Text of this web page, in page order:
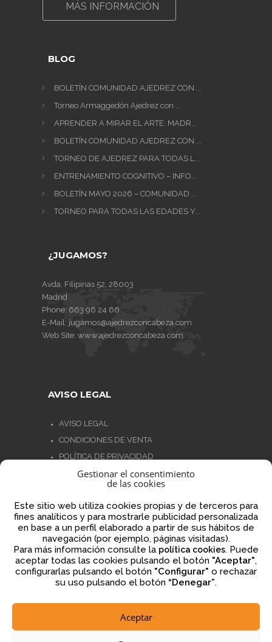
Gestionar el consentimiento
de las cookies
Este sitio web utiliza cookies propias y de terceros para
fines analíticos y para mostrarle publicidad personalizada
en base a un perfil elaborado a partir de sus hábitos de
navegación (por ejemplo, páginas visitadas).
Para más información consulte la política cookies. Puede
aceptar todas las cookies pulsando el botón "Aceptar",
configurarlas pulsando el botón "Configurar" o rechazar
su uso pulsando el botón “Denegar”.
Aceptar
MÁS INFORMACIÓN
BLOG
BOLETÍN COMUNIDAD AJEDREZ CON ...
Torneo Armaggedón Ajedrez con ...
APRENDER A MIRAR EL ARTE: MADR...
BOLETÍN COMUNIDAD AJEDREZ CON ...
TORNEO DE AJEDREZ PARA TODAS L...
ENTRENAMIENTO COGNITIVO – INFO...
BOLETÍN MAYO 2026 – COMUNIDAD ...
TORNEO PARA TODAS LAS EDADES Y...
¿JUGAMOS?
Avda. Filipinas 52, 28003
Madrid
Phone: 663 96 24 66
E-Mail: jugamos@ajedrezconcabeza.com
Web Site: www.ajedrezconcabeza.com
AVISO LEGAL
AVISO LEGAL
CONDICIONES DE VENTA
POLÍTICA DE PRIVACIDAD
POLÍTICA DE COOKIES
NORMATIVA AJEDREZ CON CABEZA
Financiado por la Unión Europea – NextGenerationEU
2026 © ajedrezconcabeza.com